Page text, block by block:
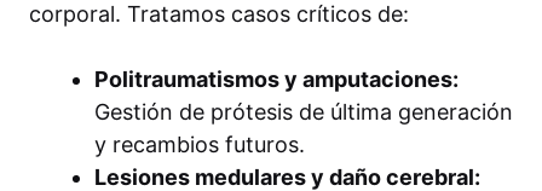
corporal. Tratamos casos críticos de:
Politraumatismos y amputaciones:
Gestión de prótesis de última generación
y recambios futuros.
Lesiones medulares y daño cerebral: